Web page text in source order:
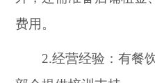
费用。
2.经营经验：有餐饮